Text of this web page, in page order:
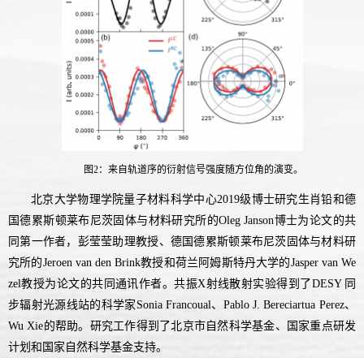
图2：来自轨道序的衍射信号强度随方位角的演变。
北京大学物理学院量子材料科学中心2019级博士研究生肖铅和德
国德累斯顿莱布尼茨固体与材料研究所的Oleg Janson博士为论文的共
同第一作者，彭莹莹助理教授、德国德累斯顿莱布尼茨固体与材料研
究所的Jeroen van den Brink教授和荷兰阿姆斯特丹大学的Jasper van We
zel教授为论文的共同通讯作者。共振X射线散射实验得到了DESY 同
步辐射光源线站的科学家 Sonia Francoual、 Pablo J. Bereciartua Perez、
Wu Xie的帮助。研究工作得到了北京市自然科学基金、国家重点研发
计划和国家自然科学基金支持。